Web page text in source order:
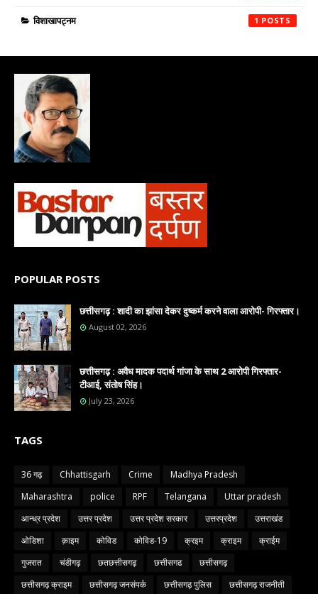
विशाखापट्नम 1
POPULAR POSTS
छत्तीसगढ़ : शादी का झांसा देकर दुष्कर्म करने वाला आरोपी- गिरफ्तार।
August 02, 2026
छत्तीसगढ़ : अवैध मादक पदार्थ गांजा के साथ 2 आरोपी गिरफ्तार-
टीआई, संतोष सिंह।
July 23, 2026
TAGS
36 गढ़ Chhattisgarh Crime
Madhya Pradesh
Maharashtra
police RPF Telangana
Uttar pradesh
आन्ध्र प्रदेश
उत्तर प्रदेश उत्तर प्रदेश सरकार उत्तरप्रदेश
उत्तराखंड
ओडिशा
क़ाइम कोविड कोविड-19 क्रइम क्राइम
क्राईम
गुजरात
चंडीगढ़ छतछत्तीसगढ़ छत्तीसगढ
छत्तीसगढ़
छत्तीसगढ़ क्राइम
छत्तीसगढ़ जनसंपर्क छत्तीसगढ़ पुलिस छत्तीसगढ़ राजनीती